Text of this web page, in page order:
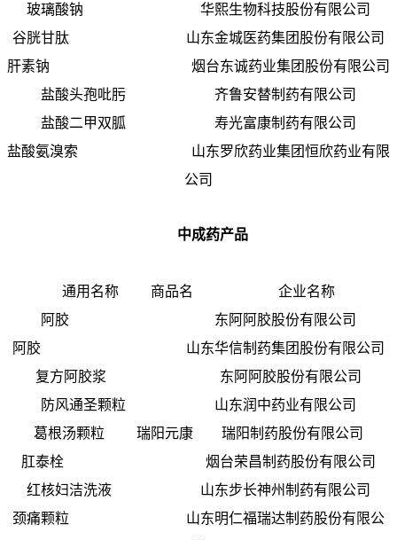
玻璃酸钠 华熙生物科技股份有限公司
谷胱甘肽 山东金城医药集团股份有限公司
肝素钠 烟台东诚药业集团股份有限公司
盐酸头孢吡肟 齐鲁安替制药有限公司
盐酸二甲双胍 寿光富康制药有限公司
盐酸氨溴索 山东罗欣药业集团恒欣药业有限
公司
中成药产品
通用名称 商品名 企业名称
阿胶 东阿阿胶股份有限公司
阿胶 山东华信制药集团股份有限公司
复方阿胶浆 东阿阿胶股份有限公司
防风通圣颗粒 山东润中药业有限公司
葛根汤颗粒 瑞阳元康 瑞阳制药股份有限公司
肛泰栓 烟台荣昌制药股份有限公司
红核妇洁洗液 山东步长神州制药有限公司
颈痛颗粒 山东明仁福瑞达制药股份有限公